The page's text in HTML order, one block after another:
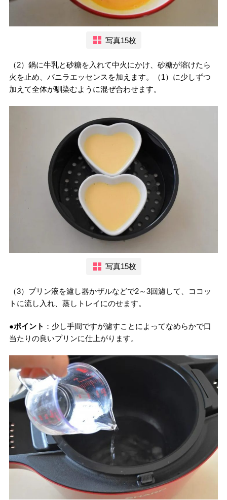
写真15枚
（2）鍋に牛乳と砂糖を入れて中火にかけ、砂糖が溶けたら
火を止め、バニラエッセンスを加えます。（1）に少しずつ
加えて全体が馴染むように混ぜ合わせます。
写真15枚
（3）プリン液を濾し器かザルなどで2～3回濾して、ココッ
トに流し入れ、蒸しトレイにのせます。
●ポイント ：少し手間ですが濾すことによってなめらかで口
当たりの良いプリンに仕上がります。